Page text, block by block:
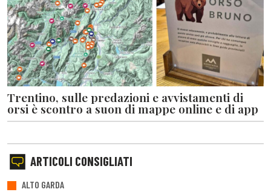
Trentino, sulle predazioni e avvistamenti di
orsi è scontro a suon di mappe online e di app
ARTICOLI CONSIGLIATI
ALTO GARDA